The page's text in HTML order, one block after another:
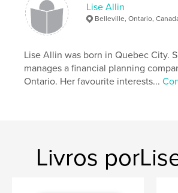
Lise Allin
Belleville, Ontario,
Lise Allin was born in Quebec City.
manages a financial planning
Ontario. Her favourite interests...
Livros